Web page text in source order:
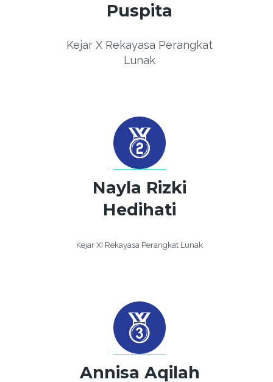
Puspita
Kejar X Rekayasa Perangkat
Lunak
Nayla Rizki
Hedihati
Kejar XI Rekayasa Perangkat Lunak
Annisa Aqilah